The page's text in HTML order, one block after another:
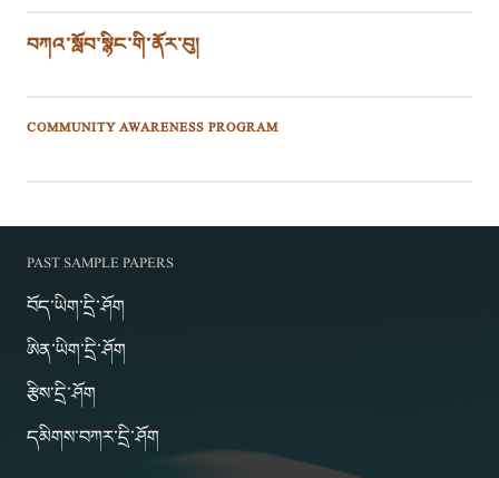
བཀའ་སློབ་སྙིང་གི་ནོར་བུ།
COMMUNITY AWARENESS PROGRAM
PAST SAMPLE PAPERS
བོད་ཡིག་དྲི་ཤོག
ཨིན་ཡིག་དྲི་ཤོག
རྩིས་དྲི་ཤོག
དམིགས་བཀར་དྲི་ཤོག